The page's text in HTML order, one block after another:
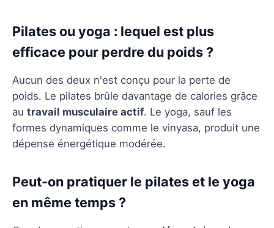
Pilates ou yoga : lequel est plus
efficace pour perdre du poids ?
Aucun des deux n'est conçu pour la perte de
poids. Le pilates brûle davantage de calories grâce
au travail musculaire actif. Le yoga, sauf les
formes dynamiques comme le vinyasa, produit une
dépense énergétique modérée.
Peut-on pratiquer le pilates et le yoga
en même temps ?